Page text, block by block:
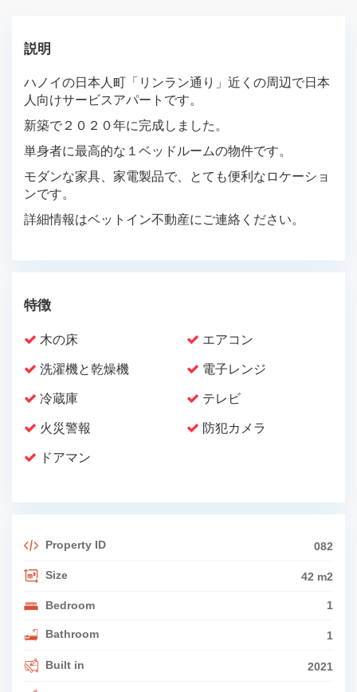
説明
ハノイの日本人町「リンラン通り」近くの周辺で日本
人向けサービスアパートです。
新築で２０２０年に完成しました。
単身者に最高的な１ベッドルームの物件です。
モダンな家具、家電製品で、とても便利なロケーショ
ンです。
詳細情報はベットイン不動産にご連絡ください。
特徴
木の床 エアコン
洗濯機と乾燥機 電子レンジ
冷蔵庫 テレビ
火災警報 防犯カメラ
ドアマン
Property ID 082
Size 42 m2
Bedroom 1
Bathroom 1
Built in 2021